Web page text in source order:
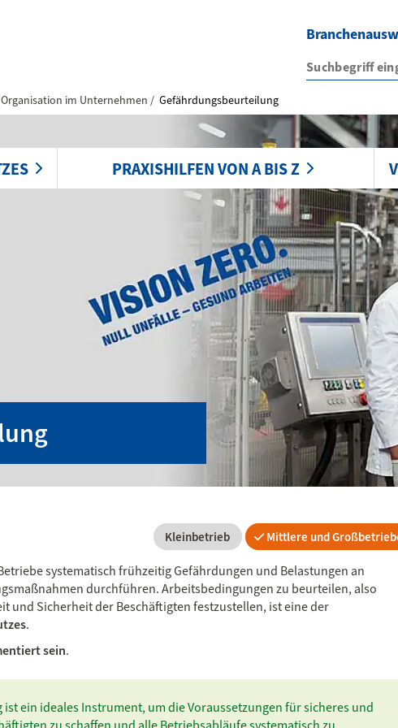
PRAXISHILFEN VON A BIS Z
Organisation im Unternehmen Gefährdungsbeurteilung
Kleinbetrieb Mittlere und
systematisch frühzeitig Gefährdungen und Belastungen an
durchführen. Arbeitsbedingungen zu beurteilen, also
und Sicherheit der Beschäftigten festzustellen, ist eine der
.
sein.
ein ideales Instrument, um die Voraussetzungen für sicheres und